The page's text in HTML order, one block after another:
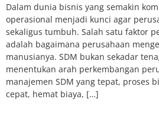
Dalam dunia bisnis yang semakin
operasional menjadi kunci agar
sekaligus tumbuh. Salah satu faktor
adalah bagaimana perusahaan
manusianya. SDM bukan sekadar
menentukan arah perkembangan
manajemen SDM yang tepat, proses
cepat, hemat biaya, […]